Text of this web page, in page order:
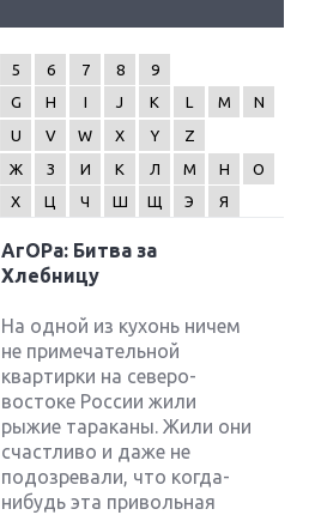
5 6 7 8
9
G H I J K L M
N
U V W X Y
Z
Ж З И К Л М Н
О
Х Ц Ч Ш Щ Э Я
АгОРа: Битва за
Хлебницу
На одной из кухонь ничем
не примечательной
квартирки на северо-
востоке России жили
рыжие тараканы. Жили они
счастливо и даже не
подозревали, что когда-
нибудь эта привольная